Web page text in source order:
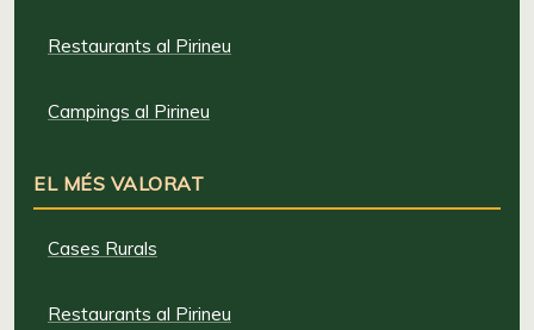
Restaurants al Pirineu
Campings al Pirineu
EL MÉS VALORAT
Cases Rurals
Restaurants al Pirineu